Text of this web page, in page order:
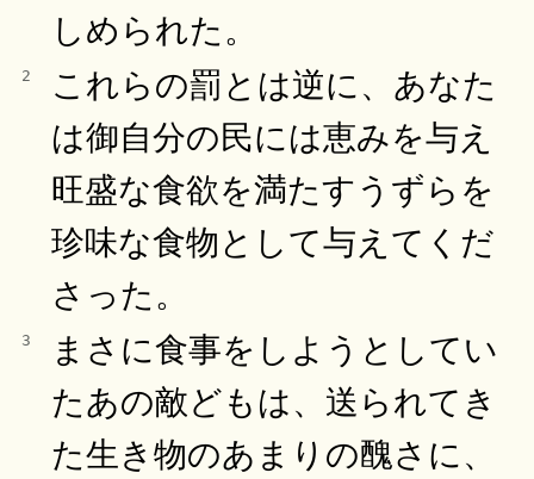
しめられた。
2
これらの罰とは逆に、あなた
は御自分の民には恵みを与え
旺盛な食欲を満たすうずらを
珍味な食物として与えてくだ
さった。
3
まさに食事をしようとしてい
たあの敵どもは、送られてき
た生き物のあまりの醜さに、